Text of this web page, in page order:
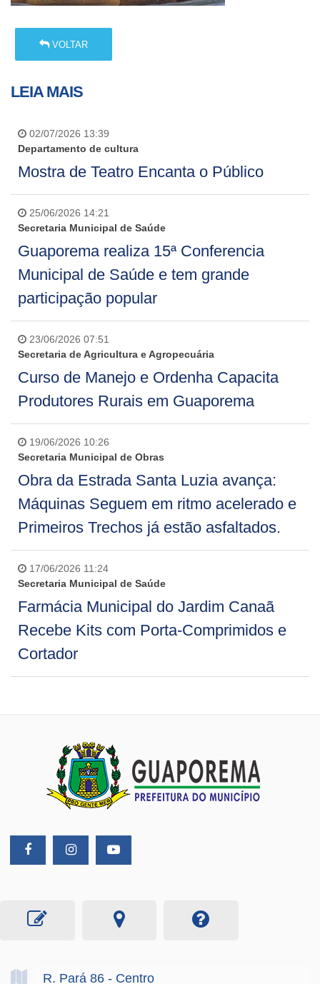
VOLTAR
LEIA MAIS
02/07/2026 13:39
Departamento de cultura
Mostra de Teatro Encanta o Público
25/06/2026 14:21
Secretaria Municipal de Saúde
Guaporema realiza 15ª Conferencia
Municipal de Saúde e tem grande
participação popular
23/06/2026 07:51
Secretaria de Agricultura e Agropecuária
Curso de Manejo e Ordenha Capacita
Produtores Rurais em Guaporema
19/06/2026 10:26
Secretaria Municipal de Obras
Obra da Estrada Santa Luzia avança:
Máquinas Seguem em ritmo acelerado e
Primeiros Trechos já estão asfaltados.
17/06/2026 11:24
Secretaria Municipal de Saúde
Farmácia Municipal do Jardim Canaã
Recebe Kits com Porta-Comprimidos e
Cortador
R. Pará 86 - Centro